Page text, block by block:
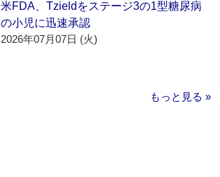
米FDA、Tzieldをステージ3の1型糖尿病
の小児に迅速承認
2026年07月07日 (火)
もっと見る »